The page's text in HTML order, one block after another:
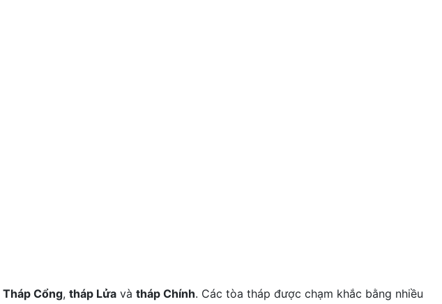
Tháp Cổng, tháp Lửa và tháp Chính. Các tòa tháp được chạm khắc bằng nhiều